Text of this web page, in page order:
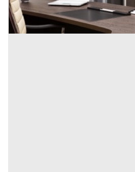
Codice asta:d2848eba
Asta chiusa